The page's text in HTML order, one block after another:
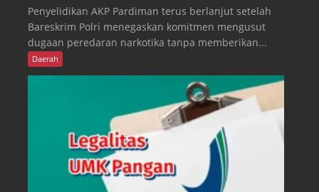
Penyelidikan AKP Pardiman terus berlanjut setelah
Bareskrim Polri menegaskan komitmen mengusut
dugaan peredaran narkotika tanpa memberikan...
Daerah